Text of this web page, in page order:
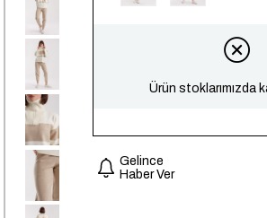
Ürün stoklarımızda
Gelince
Haber Ver